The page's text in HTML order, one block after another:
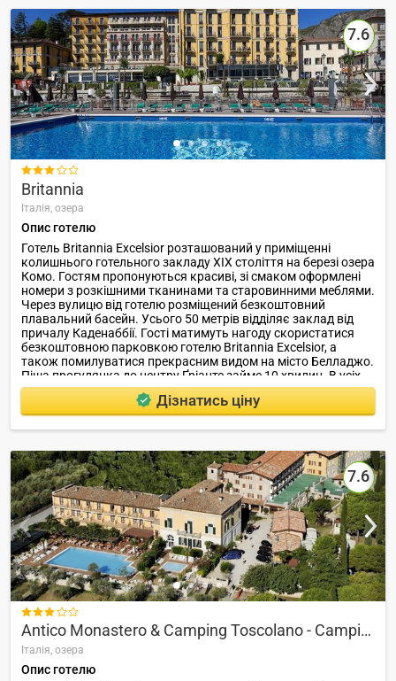
7.6

Britannia
Італія, озера
Опис готелю
Готель Britannia Excelsior розташований у приміщенні
колишнього готельного закладу XIX століття на березі озера
Комо. Гостям пропонуються красиві, зі смаком оформлені
номери з розкішними тканинами та старовинними меблями.
Через вулицю від готелю розміщений безкоштовний
плавальний басейн. Усього 50 метрів відділяє заклад від
причалу Каденаббії. Гості матимуть нагоду скористатися
безкоштовною парковкою готелю Britannia Excelsior, а
також помилуватися прекрасним видом на місто Белладжо.
Піша прогулянка до центру Ґріанте займе 10 хвилин. В усіх
номерах готелю Britannia Excelsior є телевізор із
супутниковим телебаченням і окрема ванна кімната з
душем та феном.
Дізнатись ціну
7.6

Antico Monastero & Camping Toscolano - Camping Tos
Італія, озера
Опис готелю